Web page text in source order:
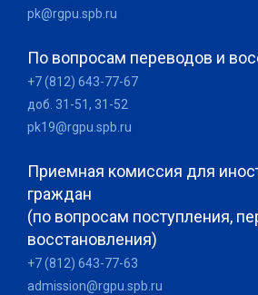
pk@rgpu.spb.ru
По вопросам переводов и
+7 (812) 643-77-67
доб. 31-51, 31-52
pk19@rgpu.spb.ru
Приемная комиссия для
граждан
(по вопросам поступления,
восстановления)
+7 (812) 643-77-63
admission@rgpu.spb.ru